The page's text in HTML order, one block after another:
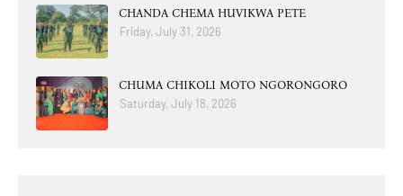
CHANDA CHEMA HUVIKWA PETE
Friday, July 31, 2026
CHUMA CHIKOLI MOTO NGORONGORO
Saturday, July 18, 2026